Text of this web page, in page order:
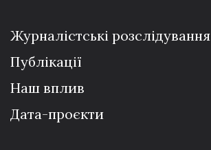
Журналістські розслідування
Публікації
Наш вплив
Дата-проєкти